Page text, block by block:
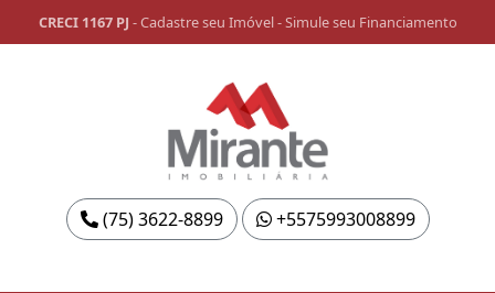
CRECI 1167 PJ -Cadastre seu Imóvel-Simule seu Financiamento
(75) 3622-8899 +5575993008899